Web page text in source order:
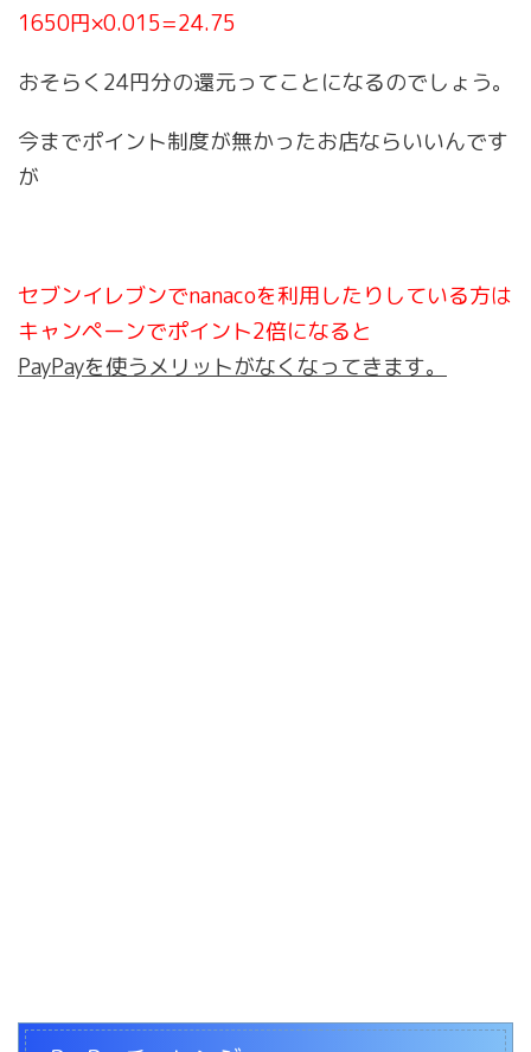
1650円×0.015=24.75
おそらく24円分の還元ってことになるのでしょう。
今までポイント制度が無かったお店ならいいんです
が
セブンイレブンでnanacoを利用したりしている方は
キャンペーンでポイント2倍になると
PayPayを使うメリットがなくなってきます。